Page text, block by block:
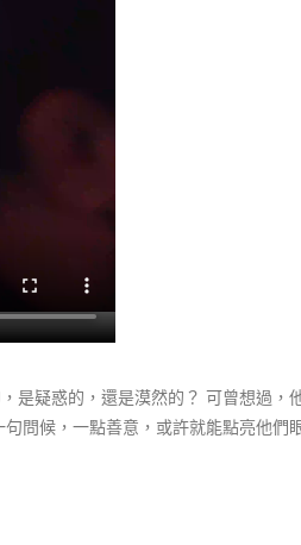
疑惑的，還是漠然的？ 可曾想過，
問候，一點善意，或許就能點亮他們